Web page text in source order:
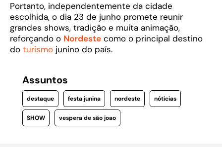
Portanto, independentemente da cidade
escolhida, o dia 23 de junho promete reunir
grandes shows, tradição e muita animação,
reforçando o Nordeste como o principal destino
do turismo junino do país.
Assuntos
destaque festa junina nordeste nóticias
SHOW vespera de são joao